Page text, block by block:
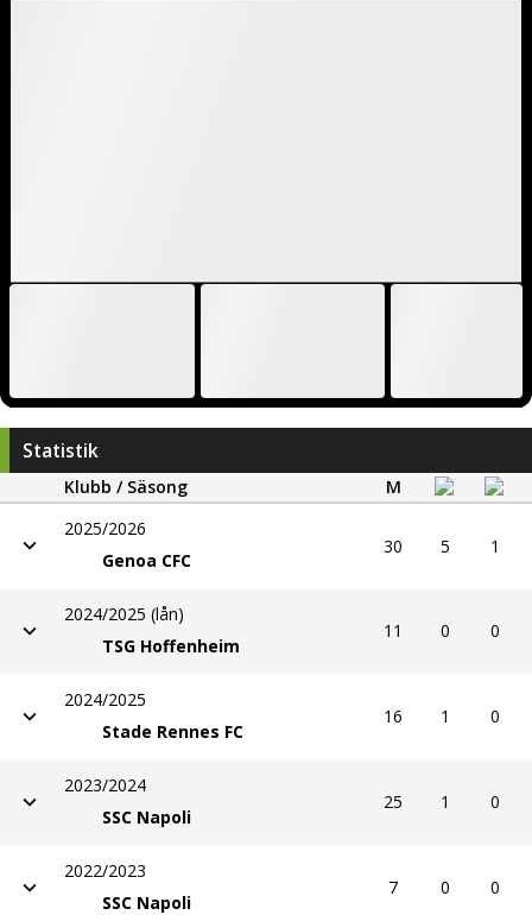
Statistik
Klubb / Säsong
M
2025/2026
Genoa CFC
30 5 1
2024/2025 (lån)
TSG Hoffenheim
11 0 0
2024/2025
Stade Rennes FC
16 1 0
2023/2024
SSC Napoli
25 1 0
2022/2023
SSC Napoli
7 0 0